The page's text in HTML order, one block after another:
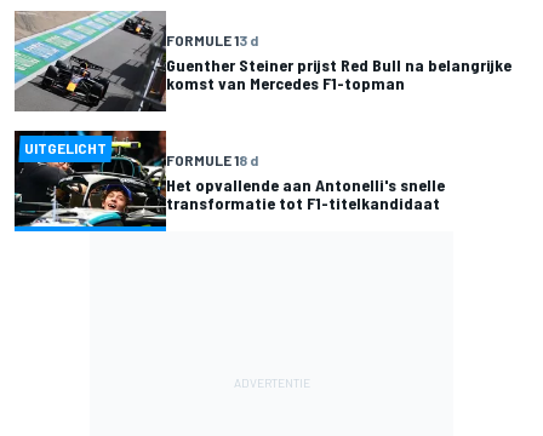
FORMULE 13 d
Guenther Steiner prijst Red Bull na belangrijke
komst van Mercedes F1-topman
UITGELICHT
FORMULE 18 d
Het opvallende aan Antonelli's snelle
transformatie tot F1-titelkandidaat